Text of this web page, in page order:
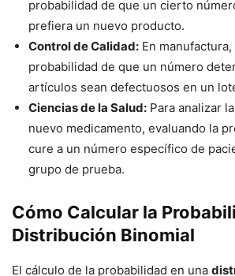
probabilidad de que un cierto
prefiera un nuevo producto.
Control de Calidad: En
probabilidad de que un número
artículos sean defectuosos en un
Ciencias de la Salud: Para analizar
nuevo medicamento, evaluando la
cure a un número específico de
grupo de prueba.
Cómo Calcular la
Distribución Binomial
El cálculo de la probabilidad en una